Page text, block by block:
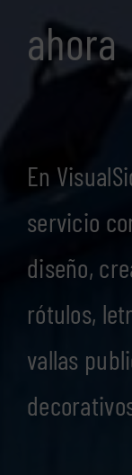
ahora
En
servicio
diseño,
rótulos,
vallas